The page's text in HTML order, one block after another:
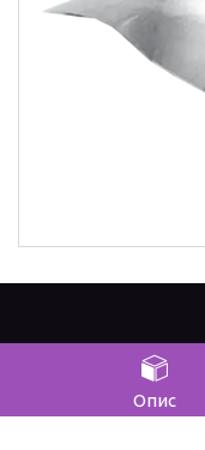
Опис